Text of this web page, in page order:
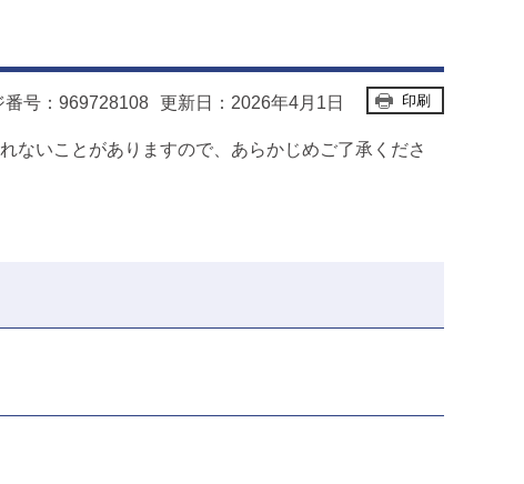
番号：969728108 更新日：2026年4月1日 印刷
いことがありますので、あらかじめご了承くださ